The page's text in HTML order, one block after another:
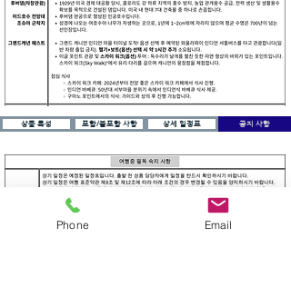
상품 특성 포함/불포함 사항 상세 일정표 공지 사항
Phone Email